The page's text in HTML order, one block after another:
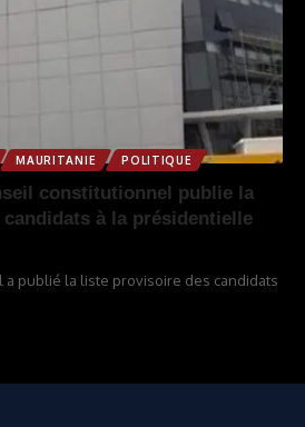
MAURITANIE POLITIQUE
constitutionnel publie la
à la présidentielle
a publié la liste provisoire des candidats